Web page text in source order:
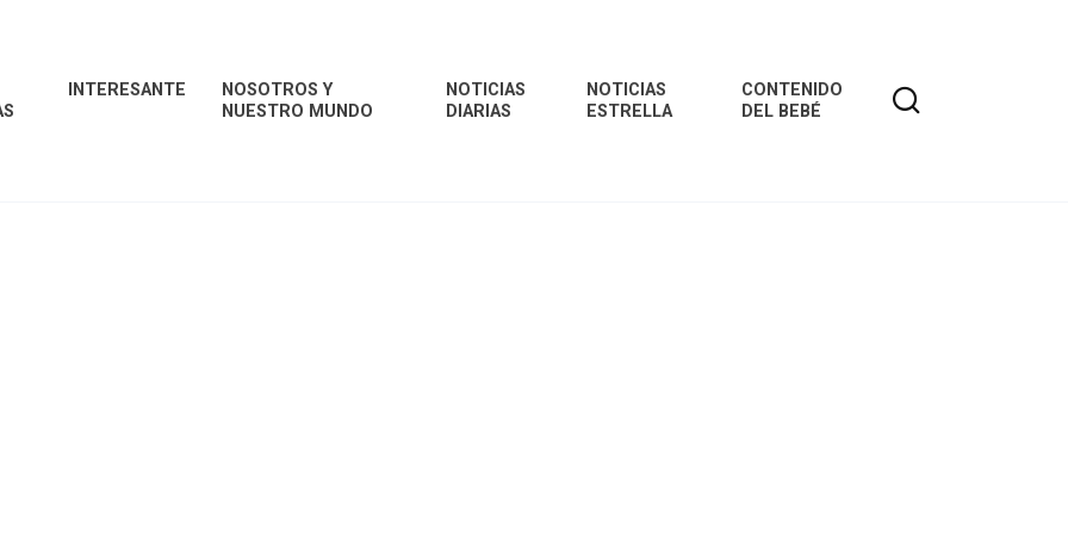
INTERESANTE
NOSOTROS Y
NUESTRO MUNDO
NOTICIAS
DIARIAS
NOTICIAS
ESTRELLA
CONTENIDO
DEL BEBÉ